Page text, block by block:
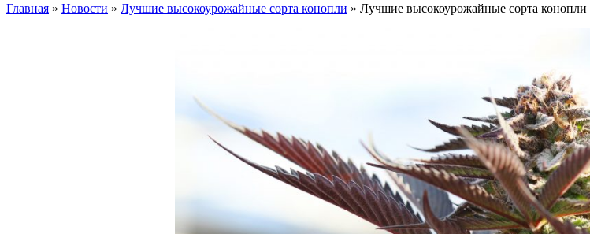
Главная » Новости » Лучшие высокоурожайные сорта конопли » Лучшие высокоурожайные сорта конопли